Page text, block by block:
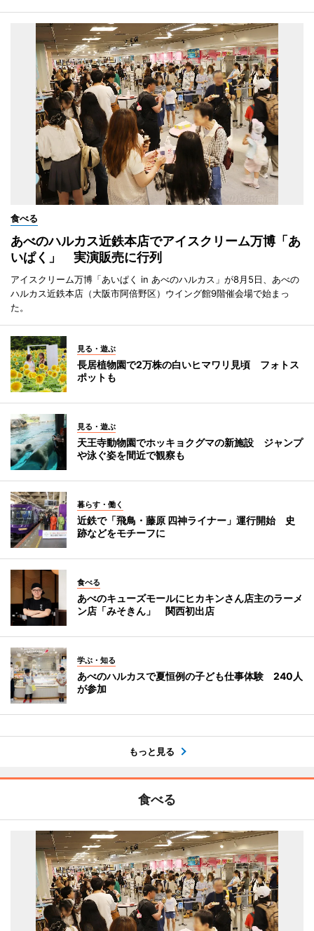
食べる
あべのハルカス近鉄本店でアイスクリーム万博「あ
いぱく」 実演販売に行列
アイスクリーム万博「あいぱく in あべのハルカス」が8月5日、あべの
ハルカス近鉄本店（大阪市阿倍野区）ウイング館9階催会場で始まっ
た。
見る・遊ぶ
長居植物園で2万株の白いヒマワリ見頃 フォトス
ポットも
見る・遊ぶ
天王寺動物園でホッキョクグマの新施設 ジャンプ
や泳ぐ姿を間近で観察も
暮らす・働く
近鉄で「飛鳥・藤原 四神ライナー」運行開始 史
跡などをモチーフに
食べる
あべのキューズモールにヒカキンさん店主のラーメ
ン店「みそきん」 関西初出店
学ぶ・知る
あべのハルカスで夏恒例の子ども仕事体験 240人
が参加
もっと見る
食べる